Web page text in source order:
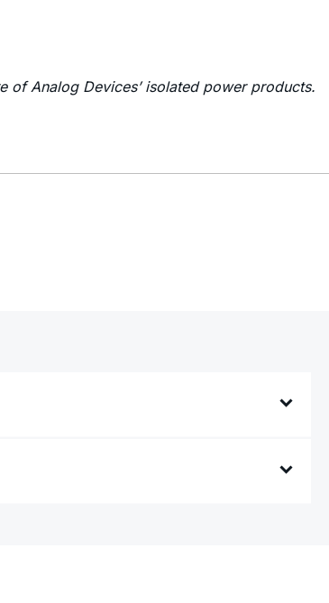
of Analog Devices’ isolated power products.